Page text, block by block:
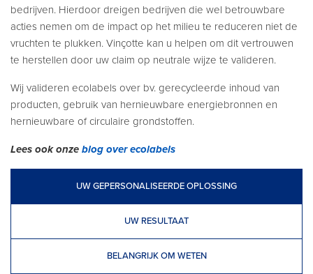
bedrijven. Hierdoor dreigen bedrijven die wel betrouwbare
acties nemen om de impact op het milieu te reduceren niet de
vruchten te plukken. Vinçotte kan u helpen om dit vertrouwen
te herstellen door uw claim op neutrale wijze te valideren.
Wij valideren ecolabels over bv. gerecycleerde inhoud van
producten, gebruik van hernieuwbare energiebronnen en
hernieuwbare of circulaire grondstoffen.
Lees ook onze blog over ecolabels
UW GEPERSONALISEERDE OPLOSSING
UW RESULTAAT
BELANGRIJK OM WETEN